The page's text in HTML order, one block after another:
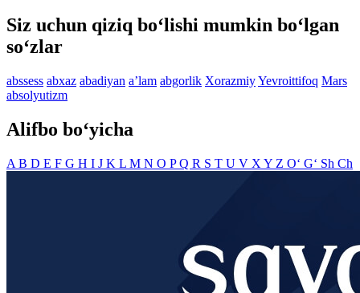
Siz uchun qiziq bo‘lishi mumkin bo‘lgan
so‘zlar
abssess abxaz abadiyan aʼlam abgorlik XorazmiyYevroittifoq Mars
absolyutizm
Alifbo bo‘yicha
A B D E F G H I J K L M N O PQ R S T U V X Y Z O‘ G‘ Sh Ch